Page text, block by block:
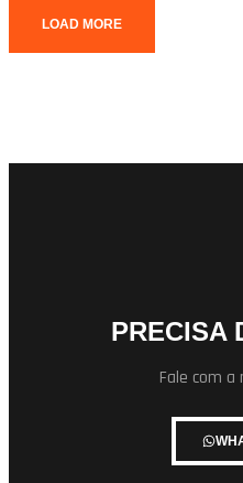
LOAD MORE
PRECISA
Fale com a